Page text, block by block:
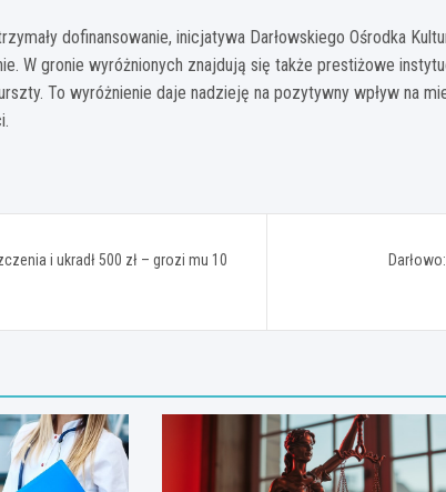
dofinansowanie, inicjatywa Darłowskiego Ośrodka
W gronie wyróżnionych znajdują się także prestiżowe
To wyróżnienie daje nadzieję na pozytywny wpływ na
i ukradł 500 zł – grozi mu 10